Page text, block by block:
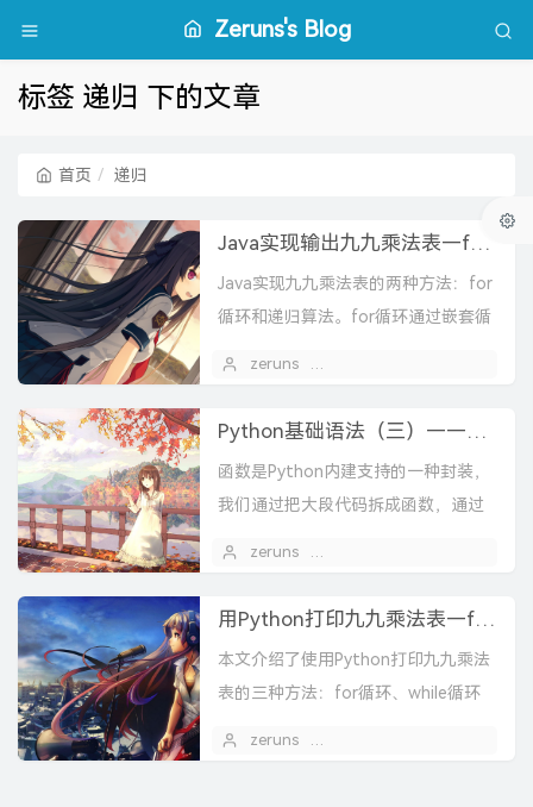
Zeruns's Blog
标签 递归 下的文章
首页 递归
Java实现输出九九乘法表—for循环和递归算法
Java实现九九乘法表的两种方法：for
循环和递归算法。for循环通过嵌套循
高效的实现方式。
zeruns
Python基础语法（三）——函数
函数是Python内建支持的一种封装，
我们通过把大段代码拆成函数，通过
以称之为面向过程的程...
zeruns
用Python打印九九乘法表—for,while循环和递归方式
本文介绍了使用Python打印九九乘法
表的三种方法：for循环、while循环
zeruns